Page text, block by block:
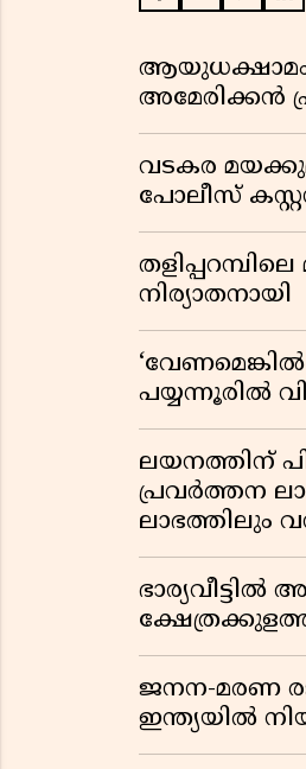
ആയുധക്ഷാമം
അമേരിക്കൻ
വടകര
പോലീസ്
നിര്യാതനായി
പയ്യന്നൂരിൽ
ലയനത്തിന്
പ്രവർത്തന
ലാഭത്തിലും
ജനന-മരണ
ഇന്ത്യയിൽ